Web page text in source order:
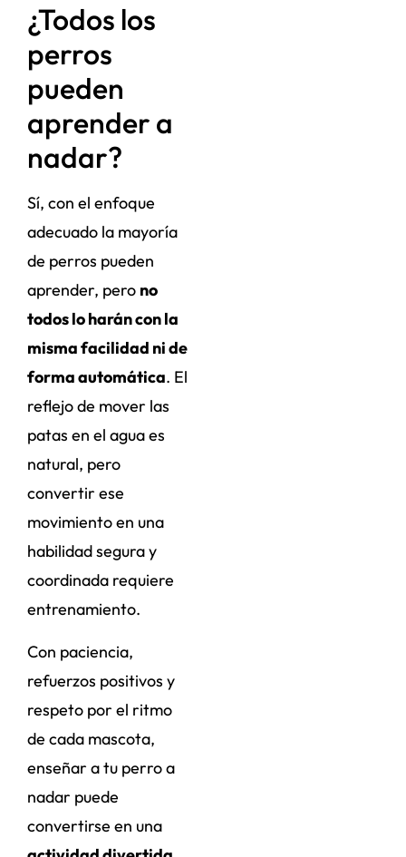
¿Todos los
perros
pueden
aprender a
nadar?
Sí, con el enfoque
adecuado la mayoría
de perros pueden
aprender, pero no
todos lo harán con la
misma facilidad ni de
forma automática. El
reflejo de mover las
patas en el agua es
natural, pero
convertir ese
movimiento en una
habilidad segura y
coordinada requiere
entrenamiento.
Con paciencia,
refuerzos positivos y
respeto por el ritmo
de cada mascota,
enseñar a tu perro a
nadar puede
convertirse en una